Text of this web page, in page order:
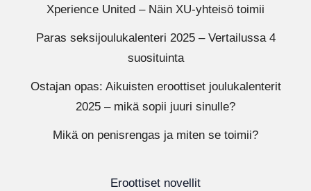
Xperience United – Näin XU-yhteisö toimii
Paras seksijoulukalenteri 2025 – Vertailussa 4
suosituinta
Ostajan opas: Aikuisten eroottiset joulukalenterit
2025 – mikä sopii juuri sinulle?
Mikä on penisrengas ja miten se toimii?
Eroottiset novellit